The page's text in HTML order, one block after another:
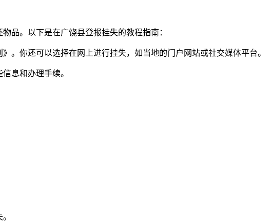
品。以下是在广饶县登报挂失的教程指南：
。你还可以选择在网上进行挂失，如当地的门户网站或社交媒体平台。
息和办理手续。